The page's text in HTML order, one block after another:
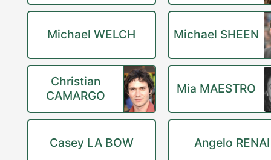
Michael WELCH Michael SHEEN
Christian
CAMARGO
Mia MAESTRO
Casey LA BOW Angelo RENAI